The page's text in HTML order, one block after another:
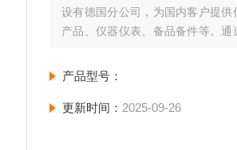
设有德国分公司，为国内客户提
产品、仪器仪表、备品备件等。通
每周至少空运发货一次，为您缩短
产品型号：
更新时间： 2025-09-26